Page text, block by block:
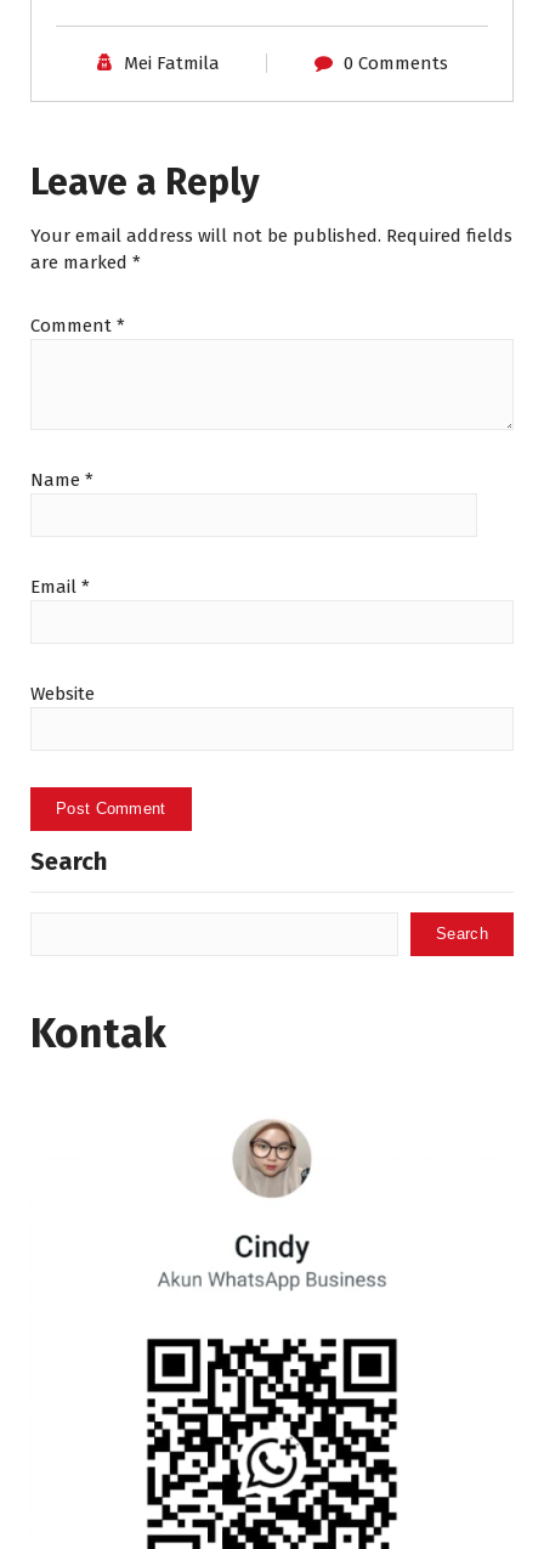
Mei Fatmila 0 Comments
Leave a Reply
Your email address will not be published. Required fields
are marked *
Comment *
Name *
Email *
Website
Search
Search
Kontak